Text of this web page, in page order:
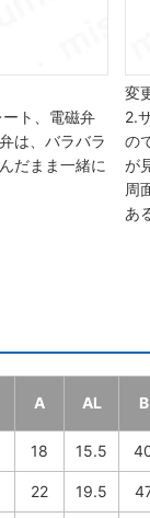
ト、電磁弁
は、バラバラ
だまま一緒に
変
2.
の
が
周
あ
A AL B
18 15.5
22 19.5